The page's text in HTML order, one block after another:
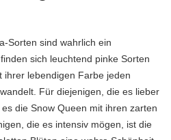
Sorten sind wahrlich ein
sich leuchtend pinke Sorten
ihrer lebendigen Farbe jeden
Für diejenigen, die es lieber
die Snow Queen mit ihren zarten
die es intensiv mögen, ist die